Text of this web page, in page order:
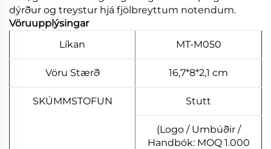
dýrður og treystur hjá fjölbreyttum notendum.
Vöruupplýsingar
Líkan
MT-M050
Vöru Stærð 16,7*8*2,1 cm
SKÚMMSTOFUN Stutt
(Logo / Umbúðir /
Handbók: MOQ 1.000